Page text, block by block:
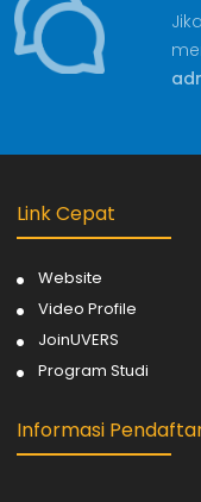
Link Cepat
Website
Video Profile
JoinUVERS
Program Studi
Informasi